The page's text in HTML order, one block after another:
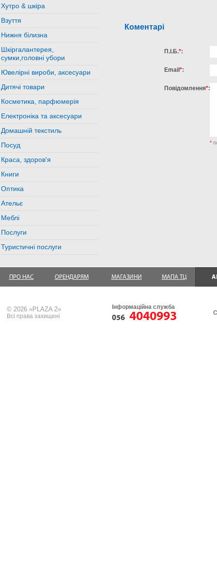
Хутро & шкіра
Взуття
Нижня білизна
Шкіргалантерея,
сумки,головні убори
Ювелірні вироби, аксесуари
Дитячі товари
Косметика, парфюмерія
Електроніка та аксесуари
Домашній текстиль
Посуд
Краса, здоров'я
Книги
Оптика
Ательє
Меблі
Послуги
Туристичні послуги
Коментарі
П.І.Б.*:
Email *:
Повідомлення*:
*
ПРО НАС ОРЕНДАРЯМ МАГАЗИНИ МАПА ТЦ
© 2026 «PLAZA 2»
Всі права захищені
Інформаційна служба
056 4040993